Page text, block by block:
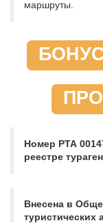
маршруты.
Номер РТА
реестре
Внесена в
туристических